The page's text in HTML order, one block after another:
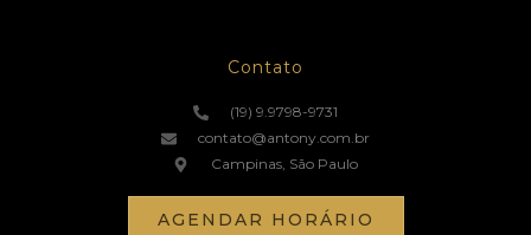
Contato
(19) 9.9798-9731
contato@antony.com.br
Campinas, São Paulo
AGENDAR HORÁRIO